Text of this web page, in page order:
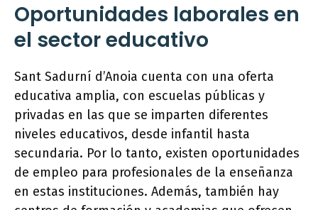
Oportunidades laborales en
el sector educativo
Sant Sadurní d’Anoia cuenta con una oferta
educativa amplia, con escuelas públicas y
privadas en las que se imparten diferentes
niveles educativos, desde infantil hasta
secundaria. Por lo tanto, existen oportunidades
de empleo para profesionales de la enseñanza
en estas instituciones. Además, también hay